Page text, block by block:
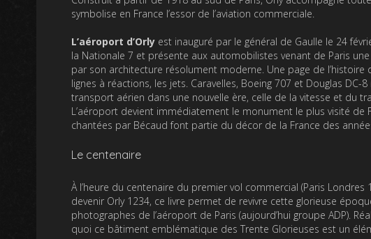
symbolise en France l’essor de l’aviation commerciale.
L’aéroport d’Orlyest inauguré par le général de Gaulle le 24
la Nationale 7 et présente aux automobilistes venant de Paris
par son architecture résolument moderne. Une page de l’histoire
lignes à réactions, les jets. Caravelles, Boeing 707 et Douglas
transport aérien dans une nouvelle ère, celle de la vitesse et du
L’aéroport devient immédiatement le monument le plus visité de
chantées par Bécaud font partie du décor de la France des
Le centenaire
À l’heure du centenaire du premier vol commercial (Paris
devenir Orly 1234, ce livre permet de revivre cette glorieuse
photographes de l’aéroport de Paris (aujourd’hui groupe ADP).
quoi ce bâtiment emblématique des Trente Glorieuses est un